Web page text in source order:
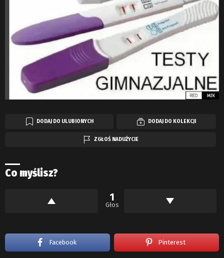
DODAJ DO ULUBIONYCH DODAJ DO KOLEKCJI
ZGŁOŚ NADUŻYCIE
Co myślisz?
1
Głos
Facebook Pinterest